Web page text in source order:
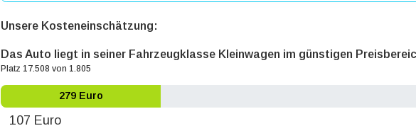
Unsere Kosteneinschätzung:
Das Auto liegt in seiner Fahrzeugklasse Kleinwagen im günstigen
Platz 17.508 von 1.805
279 Euro
107 Euro